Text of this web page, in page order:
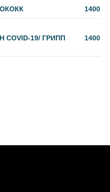
1400
19/ ГРИПП
1400